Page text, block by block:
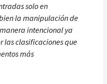
solo en
la manipulación de
intencional ya
las clasificaciones que
más